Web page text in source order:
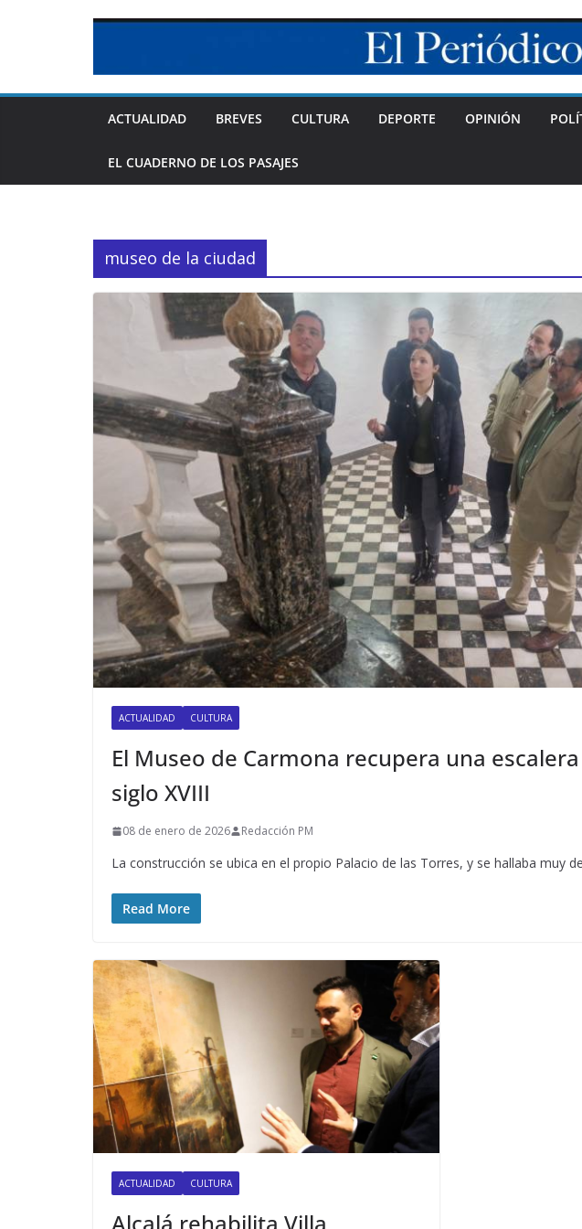
ACTUALIDAD BREVES CULTURA DEPORTE OPINIÓN
EL CUADERNO DE LOS PASAJES
museo de la ciudad
ACTUALIDAD CULTURA
El Museo de Carmona recupera una
siglo XVIII
08 de enero de 2026 Redacción PM
La construcción se ubica en el propio Palacio de las Torres, y se hallaba muy
Read More
ACTUALIDAD CULTURA
Alcalá rehabilita Villa